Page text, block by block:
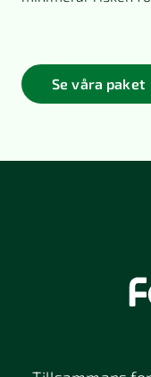
Se våra paket